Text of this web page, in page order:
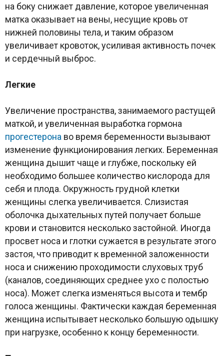
на боку снижает давление, которое увеличенная
матка оказывает на вены, несущие кровь от
нижней половины тела, и таким образом
увеличивает кровоток, усиливая активность почек
и сердечный выброс.
Легкие
Увеличение пространства, занимаемого растущей
маткой, и увеличенная выработка гормона
прогестерона во время беременности вызывают
изменение функционирования легких. Беременная
женщина дышит чаще и глубже, поскольку ей
необходимо большее количество кислорода для
себя и плода. Окружность грудной клетки
женщины слегка увеличивается. Слизистая
оболочка дыхательных путей получает больше
крови и становится несколько застойной. Иногда
просвет носа и глотки сужается в результате этого
застоя, что приводит к временной заложенности
носа и снижению проходимости слуховых труб
(каналов, соединяющих среднее ухо с полостью
носа). Может слегка изменяться высота и тембр
голоса женщины. Фактически каждая беременная
женщина испытывает несколько большую одышку
при нагрузке, особенно к концу беременности.